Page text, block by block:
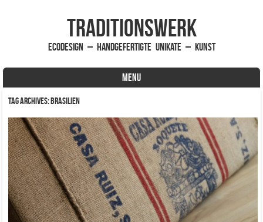
traditionsWerk
EcoDesign – handgefertigte Unikate – Kunst
MENU
Skip to content
Tag Archives:Brasilien